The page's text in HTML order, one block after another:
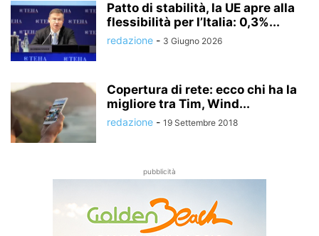
Patto di stabilità, la UE apre alla
flessibilità per l’Italia: 0,3%...
redazione - 3 Giugno 2026
Copertura di rete: ecco chi ha la
migliore tra Tim, Wind...
redazione - 19 Settembre 2018
pubblicità